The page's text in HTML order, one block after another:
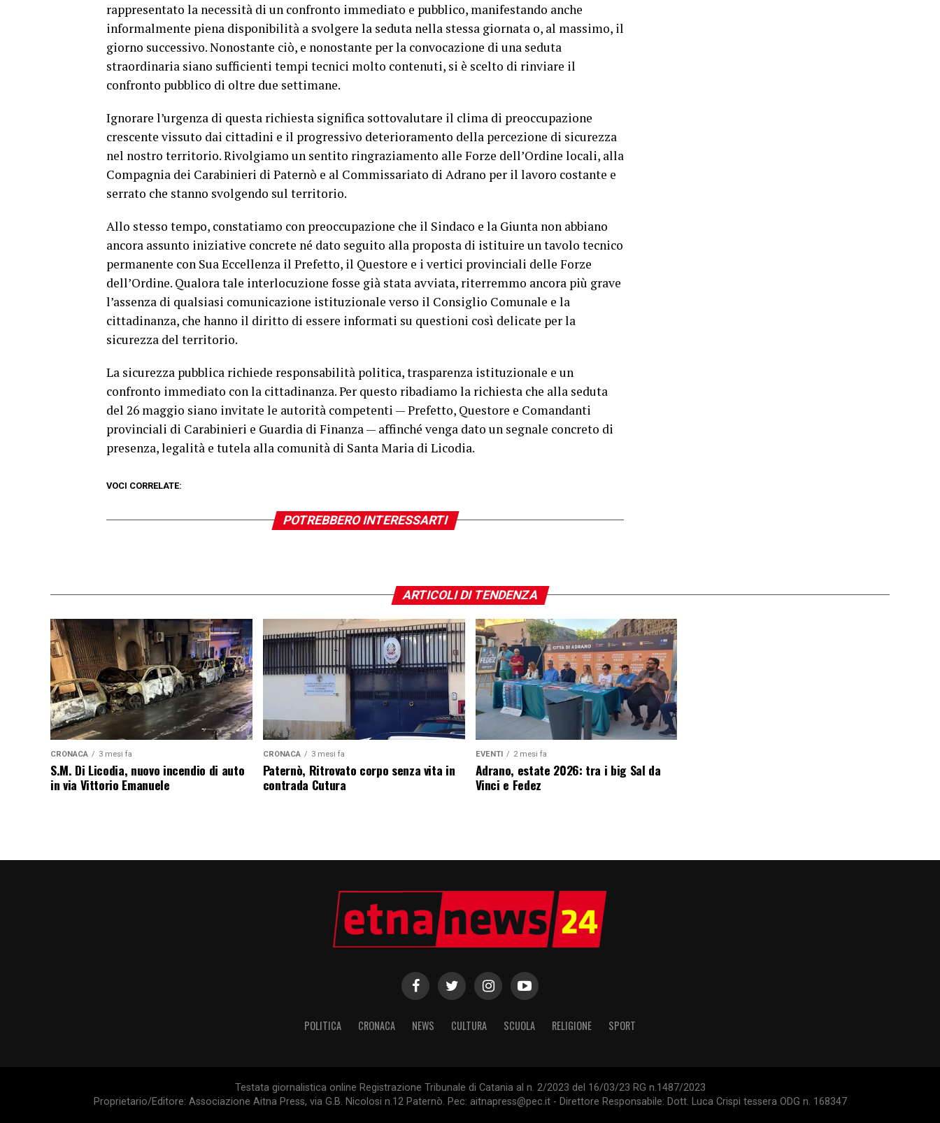
rappresentato la necessità di un confronto immediato e pubblico, manifestando anche
informalmente piena disponibilità a svolgere la seduta nella stessa giornata o, al massimo, il
giorno successivo. Nonostante ciò, e nonostante per la convocazione di una seduta
straordinaria siano sufficienti tempi tecnici molto contenuti, si è scelto di rinviare il
confronto pubblico di oltre due settimane.
Ignorare l’urgenza di questa richiesta significa sottovalutare il clima di preoccupazione
crescente vissuto dai cittadini e il progressivo deterioramento della percezione di sicurezza
nel nostro territorio. Rivolgiamo un sentito ringraziamento alle Forze dell’Ordine locali, alla
Compagnia dei Carabinieri di Paternò e al Commissariato di Adrano per il lavoro costante e
serrato che stanno svolgendo sul territorio.
Allo stesso tempo, constatiamo con preoccupazione che il Sindaco e la Giunta non abbiano
ancora assunto iniziative concrete né dato seguito alla proposta di istituire un tavolo tecnico
permanente con Sua Eccellenza il Prefetto, il Questore e i vertici provinciali delle Forze
dell’Ordine. Qualora tale interlocuzione fosse già stata avviata, riterremmo ancora più grave
l’assenza di qualsiasi comunicazione istituzionale verso il Consiglio Comunale e la
cittadinanza, che hanno il diritto di essere informati su questioni così delicate per la
sicurezza del territorio.
La sicurezza pubblica richiede responsabilità politica, trasparenza istituzionale e un
confronto immediato con la cittadinanza. Per questo ribadiamo la richiesta che alla seduta
del 26 maggio siano invitate le autorità competenti — Prefetto, Questore e Comandanti
provinciali di Carabinieri e Guardia di Finanza — affinché venga dato un segnale concreto di
presenza, legalità e tutela alla comunità di Santa Maria di Licodia.
VOCI CORRELATE:
POTREBBERO INTERESSARTI
ARTICOLI DI TENDENZA
CRONACA 3 mesi fa
S.M. Di Licodia, nuovo incendio di auto
in via Vittorio Emanuele
CRONACA 3 mesi fa
Paternò, Ritrovato corpo senza vita in
contrada Cutura
EVENTI 2 mesi fa
Adrano, estate 2026: tra i big Sal da
Vinci e Fedez
POLITICA CRONACA NEWS CULTURA SCUOLA RELIGIONE SPORT
Testata giornalistica online Registrazione Tribunale di Catania al n. 2/2023 del 16/03/23 RG n.1487/2023
Proprietario/Editore: Associazione Aitna Press, via G.B. Nicolosi n.12 Paternò. Pec: aitnapress@pec.it - Direttore Responsabile: Dott. Luca Crispi tessera ODG n. 168347